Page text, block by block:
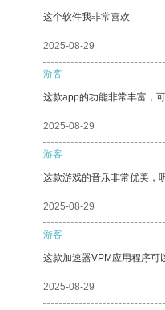
这个软件我非常喜欢
2025-08-29
游客
这款app的功能非常丰富，
2025-08-29
游客
这款游戏的音乐非常优美，
2025-08-29
游客
这款加速器VPM应用程序可
2025-08-29